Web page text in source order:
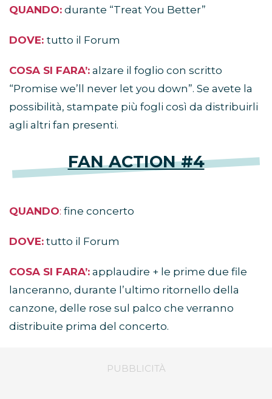
QUANDO: durante “Treat You Better”
DOVE: tutto il Forum
COSA SI FARA’: alzare il foglio con scritto
“Promise we’ll never let you down”. Se avete la
possibilità, stampate più fogli così da distribuirli
agli altri fan presenti.
FAN ACTION #4
QUANDO: fine concerto
DOVE: tutto il Forum
COSA SI FARA’: applaudire + le prime due file
lanceranno, durante l’ultimo ritornello della
canzone, delle rose sul palco che verranno
distribuite prima del concerto.